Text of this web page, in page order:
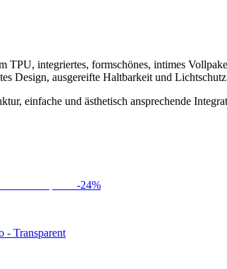
integriertes, formschönes, intimes
Design, ausgereifte Haltbarkeit und
einfache und ästhetisch ansprechende
-24%
- Transparent